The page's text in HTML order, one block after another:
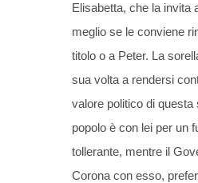
Elisabetta, che la invita
meglio se le conviene
titolo o a Peter. La
sua volta a rendersi
valore politico di questa
popolo è con lei per un
tollerante, mentre il
Corona con esso,